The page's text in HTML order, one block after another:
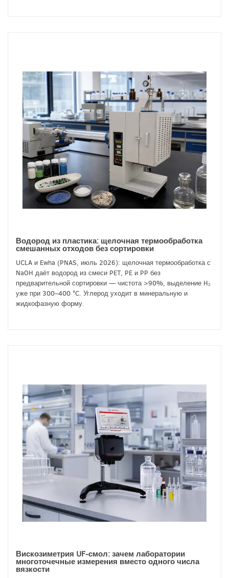
Водород из пластика: щелочная термообработка
смешанных отходов без сортировки
UCLA и Ewha (PNAS, июль 2026): щелочная термообработка с
NaOH даёт водород из смеси PET, PE и PP без
предварительной сортировки — чистота >90%, выделение H₂
уже при 300–400 °C. Углерод уходит в минеральную и
жидкофазную форму.
Вискозиметрия UF-смол: зачем лаборатории
многоточечные измерения вместо одного числа
вязкости